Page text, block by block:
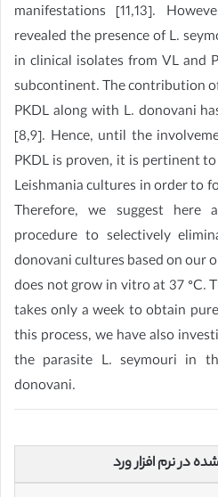
manifestations [11,13].
revealed the presence of L.
in clinical isolates from VL and
subcontinent. The contribution
PKDL along with L. donovani
[8,9]. Hence, until the
PKDL is proven, it is pertinent
Leishmania cultures in order to
Therefore, we suggest
procedure to selectively
donovani cultures based on our
does not grow in vitro at 37 °C.
takes only a week to obtain
this process, we have also
the parasite L. seymouri in
donovani.
در نرم افزار ورد